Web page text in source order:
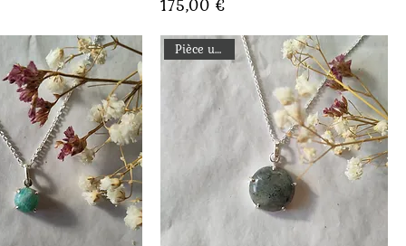
175,00 €
Pièce unique